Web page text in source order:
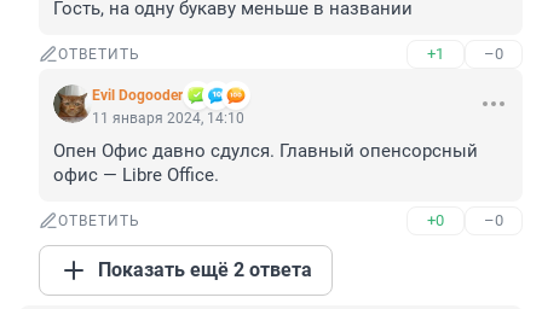
Гость, на одну букаву меньше в названии
ОТВЕТИТЬ +1 –0
Evil Dogooder
11 января 2024, 14:10
Опен Офис давно сдулся. Главный опенсорсный
офис — Libre Office.
ОТВЕТИТЬ +0 –0
Показать ещё 2 ответа